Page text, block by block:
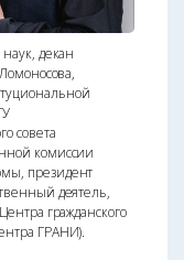
декан
совета
комиссии
президент
деятель,
гражданского
ГРАНИ).